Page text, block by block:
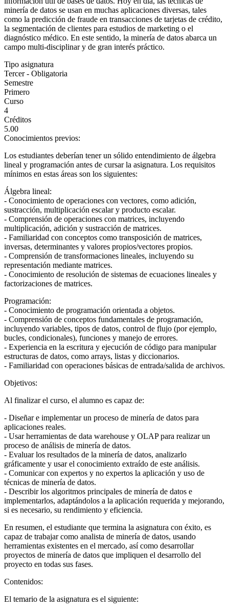
minería de datos se usan en muchas aplicaciones diversas, tales
como la predicción de fraude en transacciones de tarjetas de crédito,
la segmentación de clientes para estudios de marketing o el
diagnóstico médico. En este sentido, la minería de datos abarca un
campo multi-disciplinar y de gran interés práctico.
Tipo asignatura
Tercer - Obligatoria
Semestre
Primero
Curso
4
Créditos
5.00
Conocimientos previos:
Los estudiantes deberían tener un sólido entendimiento de álgebra
lineal y programación antes de cursar la asignatura. Los requisitos
mínimos en estas áreas son los siguientes:
Álgebra lineal:
- Conocimiento de operaciones con vectores, como adición,
sustracción, multiplicación escalar y producto escalar.
- Comprensión de operaciones con matrices, incluyendo
multiplicación, adición y sustracción de matrices.
- Familiaridad con conceptos como transposición de matrices,
inversas, determinantes y valores propios/vectores propios.
- Comprensión de transformaciones lineales, incluyendo su
representación mediante matrices.
- Conocimiento de resolución de sistemas de ecuaciones lineales y
factorizaciones de matrices.
Programación:
- Conocimiento de programación orientada a objetos.
- Comprensión de conceptos fundamentales de programación,
incluyendo variables, tipos de datos, control de flujo (por ejemplo,
bucles, condicionales), funciones y manejo de errores.
- Experiencia en la escritura y ejecución de código para manipular
estructuras de datos, como arrays, listas y diccionarios.
- Familiaridad con operaciones básicas de entrada/salida de archivos.
Objetivos:
Al finalizar el curso, el alumno es capaz de:
- Diseñar e implementar un proceso de minería de datos para
aplicaciones reales.
- Usar herramientas de data warehouse y OLAP para realizar un
proceso de análisis de minería de datos.
- Evaluar los resultados de la minería de datos, analizarlo
gráficamente y usar el conocimiento extraído de este análisis.
- Comunicar con expertos y no expertos la aplicación y uso de
técnicas de minería de datos.
- Describir los algoritmos principales de minería de datos e
implementarlos, adaptándolos a la aplicación requerida y mejorando,
si es necesario, su rendimiento y eficiencia.
En resumen, el estudiante que termina la asignatura con éxito, es
capaz de trabajar como analista de minería de datos, usando
herramientas existentes en el mercado, así como desarrollar
proyectos de minería de datos que impliquen el desarrollo del
proyecto en todas sus fases.
Contenidos:
El temario de la asignatura es el siguiente: